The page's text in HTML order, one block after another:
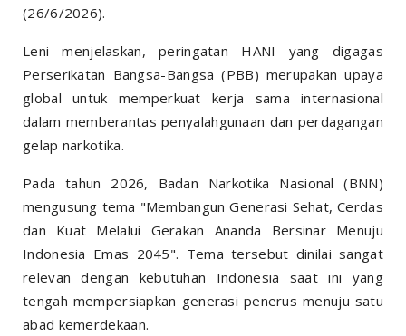
(26/6/2026).
Leni menjelaskan, peringatan HANI yang digagas
Perserikatan Bangsa-Bangsa (PBB) merupakan upaya
global untuk memperkuat kerja sama internasional
dalam memberantas penyalahgunaan dan perdagangan
gelap narkotika.
Pada tahun 2026, Badan Narkotika Nasional (BNN)
mengusung tema "Membangun Generasi Sehat, Cerdas
dan Kuat Melalui Gerakan Ananda Bersinar Menuju
Indonesia Emas 2045". Tema tersebut dinilai sangat
relevan dengan kebutuhan Indonesia saat ini yang
tengah mempersiapkan generasi penerus menuju satu
abad kemerdekaan.